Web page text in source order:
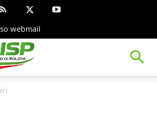
webmail